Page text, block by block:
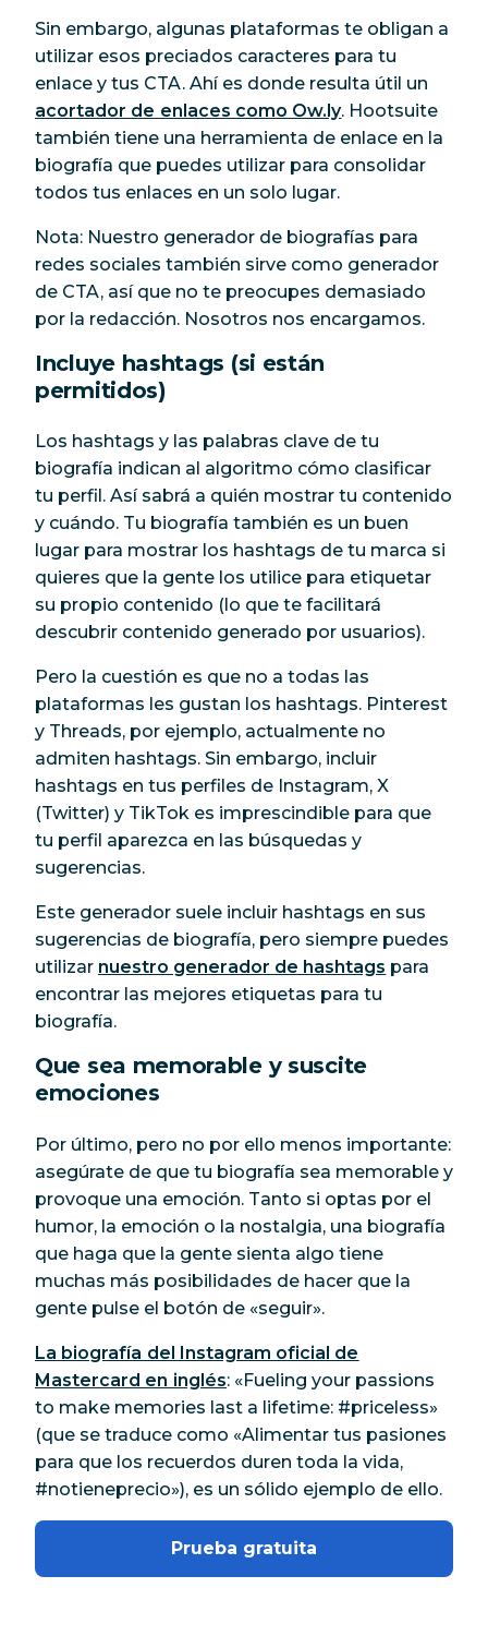
Sin embargo, algunas plataformas te obligan a
utilizar esos preciados caracteres para tu
enlace y tus CTA. Ahí es donde resulta útil un
acortador de enlaces como Ow.ly. Hootsuite
también tiene una herramienta de enlace en la
biografía que puedes utilizar para consolidar
todos tus enlaces en un solo lugar.
Nota: Nuestro generador de biografías para
redes sociales también sirve como generador
de CTA, así que no te preocupes demasiado
por la redacción. Nosotros nos encargamos.
Incluye hashtags (si están
permitidos)
Los hashtags y las palabras clave de tu
biografía indican al algoritmo cómo clasificar
tu perfil. Así sabrá a quién mostrar tu contenido
y cuándo. Tu biografía también es un buen
lugar para mostrar los hashtags de tu marca si
quieres que la gente los utilice para etiquetar
su propio contenido (lo que te facilitará
descubrir contenido generado por usuarios).
Pero la cuestión es que no a todas las
plataformas les gustan los hashtags. Pinterest
y Threads, por ejemplo, actualmente no
admiten hashtags. Sin embargo, incluir
hashtags en tus perfiles de Instagram, X
(Twitter) y TikTok es imprescindible para que
tu perfil aparezca en las búsquedas y
sugerencias.
Este generador suele incluir hashtags en sus
sugerencias de biografía, pero siempre puedes
utilizar nuestro generador de hashtags para
encontrar las mejores etiquetas para tu
biografía.
Que sea memorable y suscite
emociones
Por último, pero no por ello menos importante:
asegúrate de que tu biografía sea memorable y
provoque una emoción. Tanto si optas por el
humor, la emoción o la nostalgia, una biografía
que haga que la gente sienta algo tiene
muchas más posibilidades de hacer que la
gente pulse el botón de «seguir».
La biografía del Instagram oficial de
Mastercard en inglés: «Fueling your passions
to make memories last a lifetime: #priceless»
(que se traduce como «Alimentar tus pasiones
para que los recuerdos duren toda la vida,
#notieneprecio»), es un sólido ejemplo de ello.
Prueba gratuita